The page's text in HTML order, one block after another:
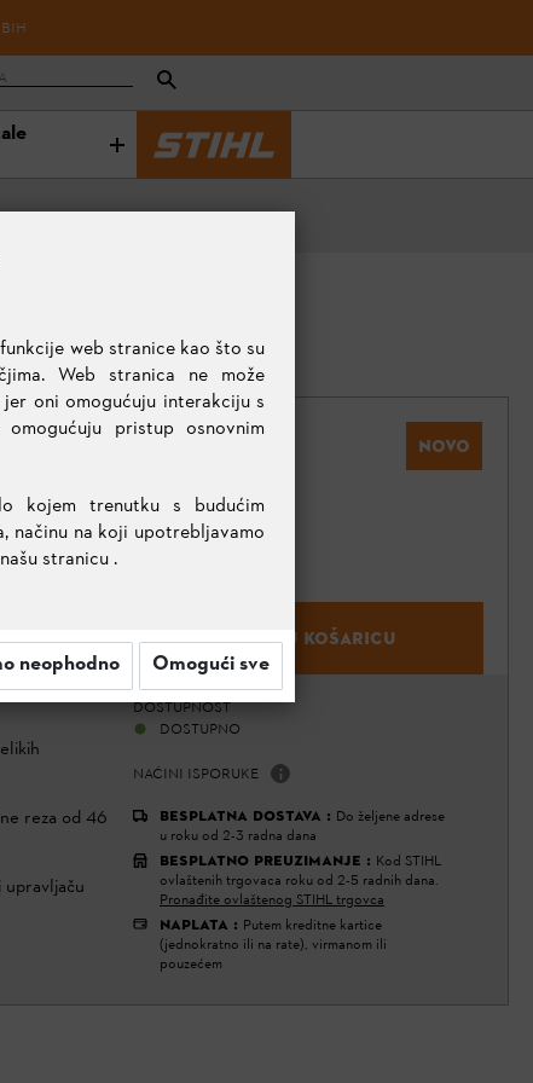
NOVO
KOLIČINA
DODAJ U KOŠARICU
reza od 46
upravljaču
DOSTUPNOST
DOSTUPNO
NAČINI ISPORUKE
BESPLATNA DOSTAVA : Do željene adrese
u roku od 2-3 radna dana
BESPLATNO PREUZIMANJE : Kod STIHL
ovlaštenih trgovaca roku od 2-5 radnih dana.
Pronađite ovlaštenog STIHL trgovca
NAPLATA : Putem kreditne kartice
(jednokratno ili na rate), virmanom ili
pouzećem
web stranice kao što su
Web stranica ne može
oni omogućuju interakciju s
pristup osnovnim
kojem trenutku s budućim
načinu na koji upotrebljavamo
stranicu .
neophodno Omogući sve